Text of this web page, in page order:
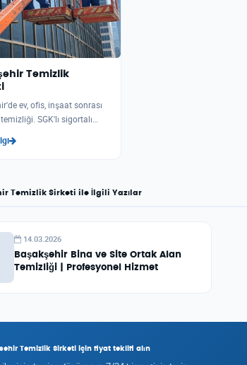
Temizlik
ev, ofis, inşaat sonrası
SGK'lı sigortalı
Temizlik Sirketi ile İlgili Yazılar
14.03.2026
Başakşehir Bina ve Site Ortak Alan
Temizliği | Profesyonel Hizmet
Temizlik Sirketi için fiyat teklifi alın